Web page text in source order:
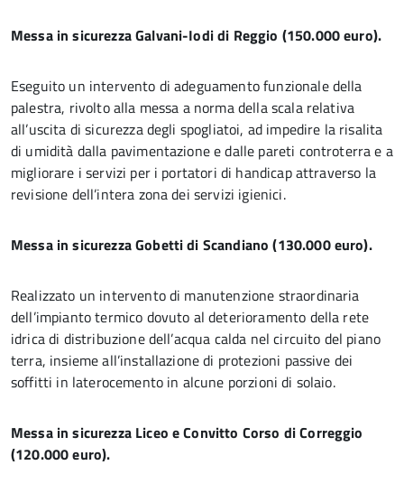
Messa in sicurezza Galvani-Iodi di Reggio (150.000 euro).
Eseguito un intervento di adeguamento funzionale della
palestra, rivolto alla messa a norma della scala relativa
all’uscita di sicurezza degli spogliatoi, ad impedire la risalita
di umidità dalla pavimentazione e dalle pareti controterra e a
migliorare i servizi per i portatori di handicap attraverso la
revisione dell’intera zona dei servizi igienici.
Messa in sicurezza Gobetti di Scandiano (130.000 euro).
Realizzato un intervento di manutenzione straordinaria
dell’impianto termico dovuto al deterioramento della rete
idrica di distribuzione dell’acqua calda nel circuito del piano
terra, insieme all’installazione di protezioni passive dei
soffitti in laterocemento in alcune porzioni di solaio.
Messa in sicurezza Liceo e Convitto Corso di Correggio
(120.000 euro).